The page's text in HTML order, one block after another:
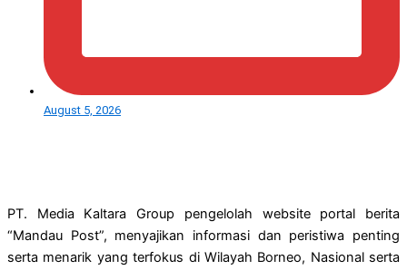
August 5, 2026
PT. Media Kaltara Group pengelolah website portal berita
“Mandau Post”, menyajikan informasi dan peristiwa penting
serta menarik yang terfokus di Wilayah Borneo, Nasional serta